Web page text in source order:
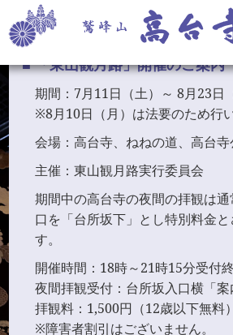
「東山観月路」開催のご案内
期間：7月11日（土）～ 8月23日
※8月10日（月）は法要のため行い
会場：高台寺、ねねの道、高台
主催：東山観月路実行委員会
期間中の高台寺の夜間の拝観は
口を「台所坂下」とし特別料金
す。
開催時間：18時～21時15分受付
夜間拝観受付：台所坂入口横「案
拝観料：1,500円（12歳以下無料）
※障害者割引はございません。